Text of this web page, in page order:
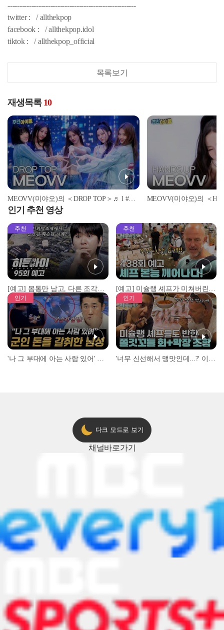
------------------------------------------------------
twitter : / allthekpop
facebook : / allthekpop.idol
tiktok : / allthekpop_official
목록보기
재생목록 10
MEOVV(미야오)의 ＜DROP TOP＞♬ l #주간아이돌 l EP.696
인기 추천 영상
추천
[예고] 몸통만 남고, 다른 조각은 어디에..? 시화호에서 드러난 충격적인 토막 살인사건!
추천
[예고] 미슐랭 셰프가 미쳐버린 이유! 본능이 깨어난 사건은?
인기 인기
다크 모드로 보기
채널바로가기